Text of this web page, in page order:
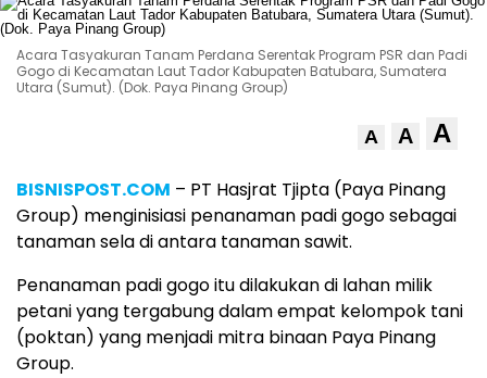
Acara Tasyakuran Tanam Perdana Serentak Program PSR dan Padi
Gogo di Kecamatan Laut Tador Kabupaten Batubara, Sumatera
Utara (Sumut). (Dok. Paya Pinang Group)
A A A
BISNISPOST.COM – PT Hasjrat Tjipta (Paya Pinang
Group) menginisiasi penanaman padi gogo sebagai
tanaman sela di antara tanaman sawit.
Penanaman padi gogo itu dilakukan di lahan milik
petani yang tergabung dalam empat kelompok tani
(poktan) yang menjadi mitra binaan Paya Pinang
Group.